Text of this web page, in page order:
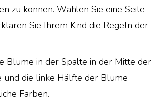
zu können. Wählen Sie eine Seite
Sie Ihrem Kind die Regeln der
Blume in der Spalte in der Mitte der
und die linke Hälfte der Blume
Farben.